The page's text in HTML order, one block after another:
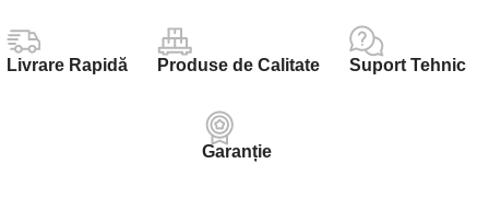
Livrare Rapidă Produse de Calitate Suport Tehnic
Garanție